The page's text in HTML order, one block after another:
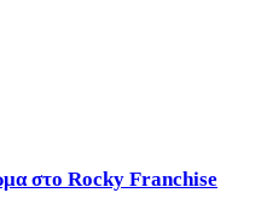
στο Rocky Franchise